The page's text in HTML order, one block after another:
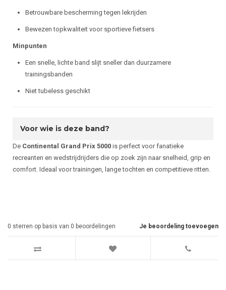
Betrouwbare bescherming tegen lekrijden
Bewezen topkwaliteit voor sportieve fietsers
Minpunten
Een snelle, lichte band slijt sneller dan duurzamere
trainingsbanden
Niet tubeless geschikt
Voor wie is deze band?
De Continental Grand Prix 5000 is perfect voor fanatieke
recreanten en wedstrijdrijders die op zoek zijn naar snelheid, grip en
comfort. Ideaal voor trainingen, lange tochten en competitieve ritten.
Je beoordeling toevoegen
0 sterren op basis van 0 beoordelingen